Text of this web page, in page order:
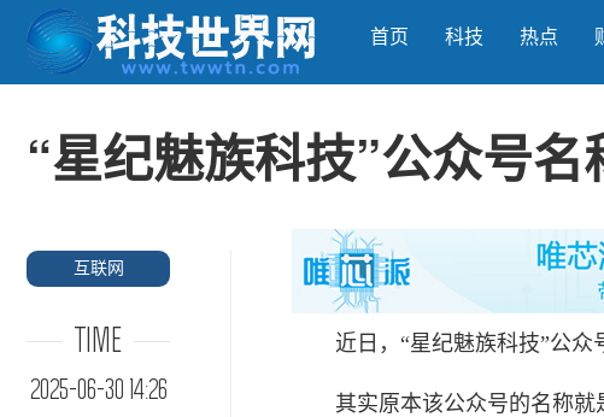
首页 科技 热点
“星纪魅族科技”公众号
互联网
TIME
2025-06-30 14:26
近日，“星纪魅族科技”公众号
其实原本该公众号的名称就是